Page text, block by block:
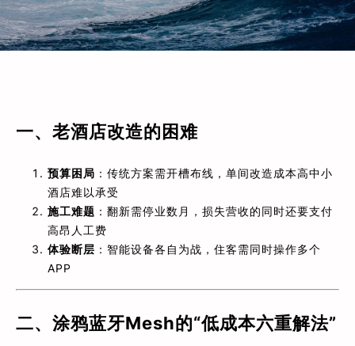
一、老酒店改造的困难
预算困局 ：传统方案需开槽布线，单间改造成本高中小
酒店难以承受
施工难题 ：翻新需停业数月，损失营收的同时还要支付
高昂人工费
体验断层 ：智能设备各自为战，住客需同时操作多个
APP
二、涂鸦蓝牙Mesh的“低成本六重解法”​